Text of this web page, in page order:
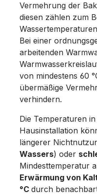
Vermehrung der
diesen zählen zum
Bei einer
arbeitenden
von mindestens 60
übermäßige
verhindern.
Die Temperaturen
Hausinstallation
längerer
Wassers) oder
Mindesttemperatur
Erwärmung von
°C durch